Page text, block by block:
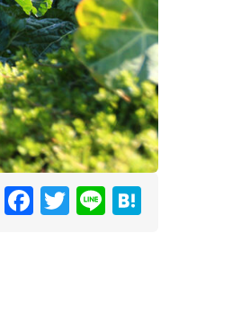
Facebook
Twitter Line